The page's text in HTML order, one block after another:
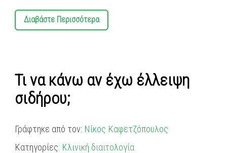
Διαβάστε Περισσότερα
Τι να κάνω αν έχω έλλειψη
σιδήρου;
Γράφτηκε από τον: Νίκος Καφετζόπουλος
Κατηγορίες: Κλινική διαιτολογία